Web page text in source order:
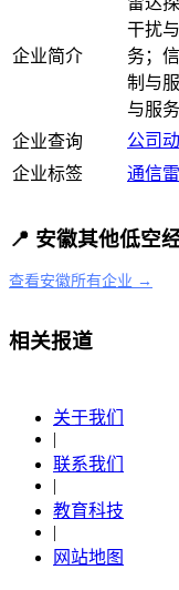
企业简介
干扰
务；
制与
与服务
企业查询
公司
企业标签 通信
📍 安徽其他低空
查看安徽所有企业 →
相关报道
关于我们
|
联系我们
|
教育科技
|
网站地图